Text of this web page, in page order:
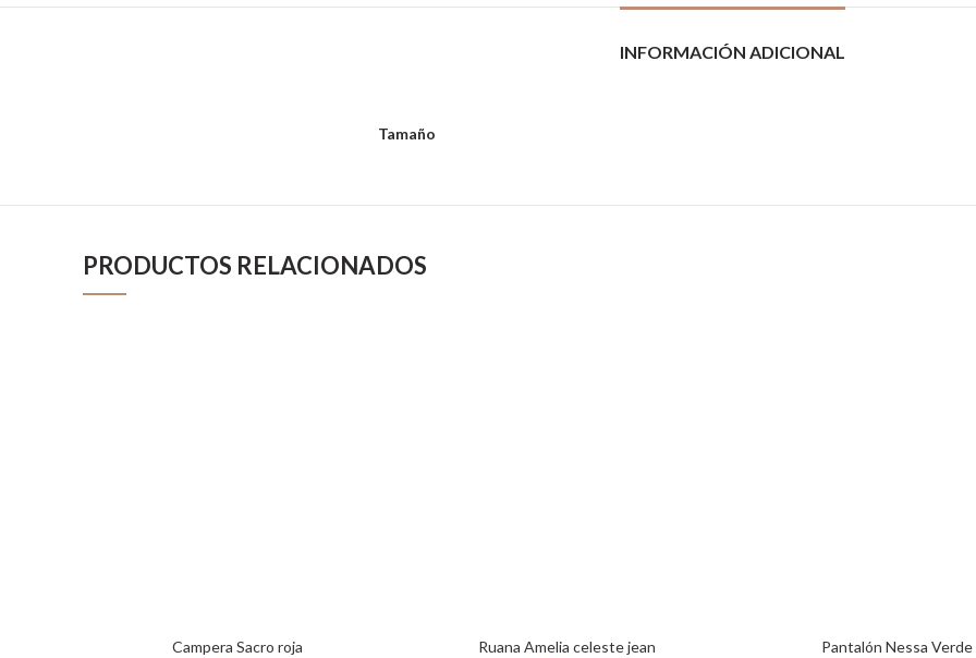
INFORMACIÓN ADICIONAL
Tamaño
PRODUCTOS RELACIONADOS
SELECCIONAR OPCIONES
Campera Sacro roja AÑADIR AL CARRITO
Ruana Amelia celeste jean SELECCIONAR
Pantalón Nessa Verde